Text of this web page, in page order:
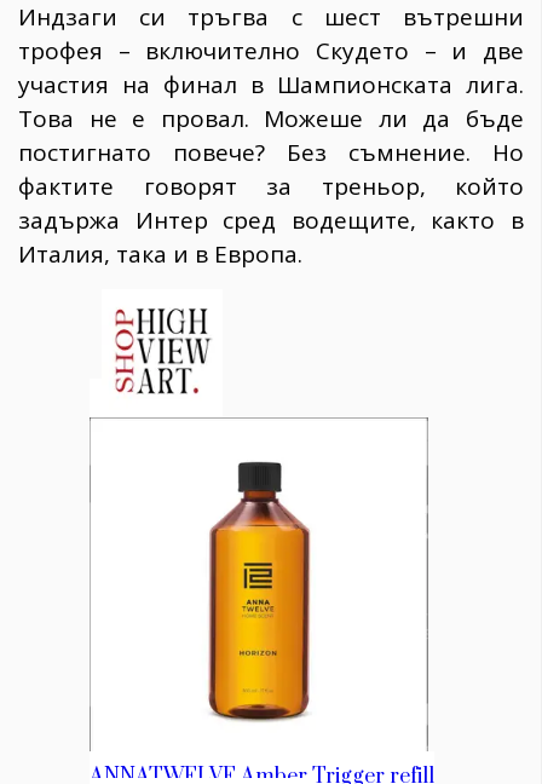
Индзаги си тръгва с шест вътрешни
трофея – включително Скудето – и две
участия на финал в Шампионската лига.
Това не е провал. Можеше ли да бъде
постигнато повече? Без съмнение. Но
фактите говорят за треньор, който
задържа Интер сред водещите, както в
Италия, така и в Европа.